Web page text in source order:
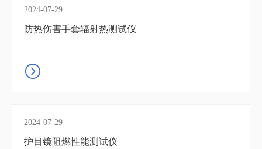
2024-07-29
防热伤害手套辐射热测试仪
2024-07-29
护目镜阻燃性能测试仪